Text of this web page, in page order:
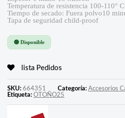
Temperatura de resistencia 100-110° C
Tiempo de secado: Fuera polvo10
Tapa de seguridad child-proof
🟢 Disponible
lista Pedidos
SKU: 664351 Categoría: Accesorios
Etiqueta: OTOÑO25